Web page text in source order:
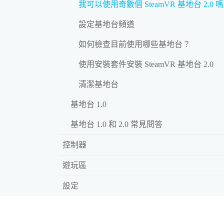
我可以使用奇數個 SteamVR 基地台 2.0
設定基地台頻道
如何檢查目前使用哪些基地台？
使用安裝套件安裝 SteamVR 基地台 2.0
清潔基地台
基地台 1.0
基地台 1.0 和 2.0 常見問答
控制器
遊玩區
設定